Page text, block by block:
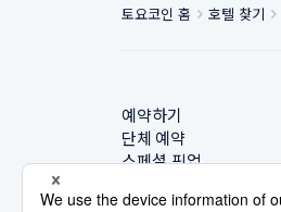
토요코인 홈 호텔 찾기
예약하기
단체 예약
스페셜 픽업